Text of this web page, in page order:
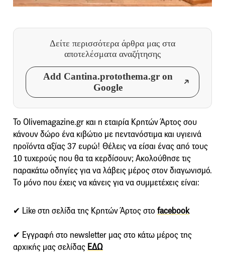
Δείτε περισσότερα άρθρα μας στα
αποτελέσματα αναζήτησης
Add Cantina.protothema.gr on
Google
To Olivemagazine.gr και η εταιρία Κρητών Άρτος σου
κάνουν δώρο ένα κιβώτιο με πεντανόστιμα και υγιεινά
προϊόντα αξίας 37 ευρώ! Θέλεις να είσαι ένας από τους
10 τυχερούς που θα τα κερδίσουν; Ακολούθησε τις
παρακάτω οδηγίες για να λάβεις μέρος στον διαγωνισμό.
Το μόνο που έχεις να κάνεις για να συμμετέχεις είναι:
✔ Like στη σελίδα της Kρητών Άρτος στο facebook
✔ Εγγραφή στο newsletter μας στο κάτω μέρος της
αρχικής μας σελίδας ΕΔΩ